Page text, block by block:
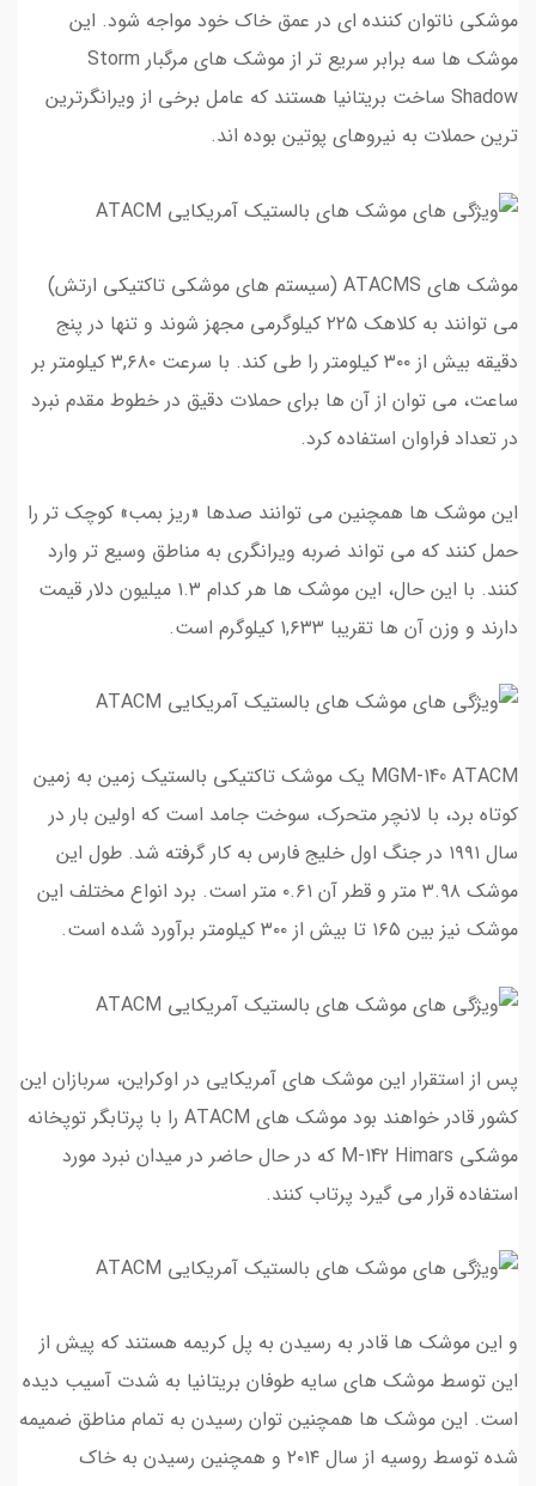
موشکی ناتوان کننده ای در عمق خاک خود مواجه شود. این
موشک ها سه برابر سریع تر از موشک های مرگبار Storm
Shadow ساخت بریتانیا هستند که عامل برخی از ویرانگرترین
ترین حملات به نیروهای پوتین بوده اند.
موشک های ATACMS (سیستم های موشکی تاکتیکی ارتش)
می توانند به کلاهک ۲۲۵ کیلوگرمی مجهز شوند و تنها در پنج
دقیقه بیش از ۳۰۰ کیلومتر را طی کند. با سرعت ۳,۶۸۰ کیلومتر بر
ساعت، می توان از آن ها برای حملات دقیق در خطوط مقدم نبرد
در تعداد فراوان استفاده کرد.
این موشک ها همچنین می توانند صدها «ریز بمب» کوچک تر را
حمل کنند که می تواند ضربه ویرانگری به مناطق وسیع تر وارد
کنند. با این حال، این موشک ها هر کدام ۱.۳ میلیون دلار قیمت
دارند و وزن آن ها تقریبا ۱,۶۳۳ کیلوگرم است.
MGM-140 ATACM یک موشک تاکتیکی بالستیک زمین به زمین
کوتاه برد، با لانچر متحرک، سوخت جامد است که اولین بار در
سال ۱۹۹۱ در جنگ اول خلیج فارس به کار گرفته شد. طول این
موشک ۳.۹۸ متر و قطر آن ۰.۶۱ متر است. برد انواع مختلف این
موشک نیز بین ۱۶۵ تا بیش از ۳۰۰ کیلومتر برآورد شده است.
پس از استقرار این موشک های آمریکایی در اوکراین، سربازان این
کشور قادر خواهند بود موشک های ATACM را با پرتابگر توپخانه
موشکی M-142 Himars که در حال حاضر در میدان نبرد مورد
استفاده قرار می گیرد پرتاب کنند.
و این موشک ها قادر به رسیدن به پل کریمه هستند که پیش از
این توسط موشک های سایه طوفان بریتانیا به شدت آسیب دیده
است. این موشک ها همچنین توان رسیدن به تمام مناطق ضمیمه
شده توسط روسیه از سال ۲۰۱۴ و همچنین رسیدن به خاک